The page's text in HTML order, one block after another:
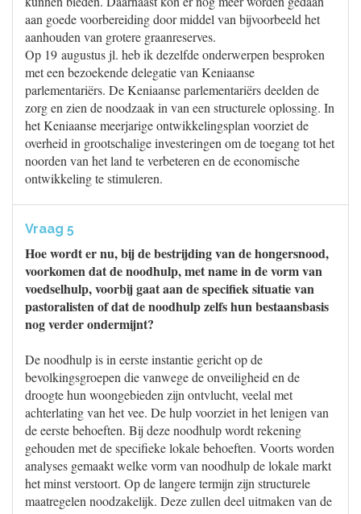
aan goede voorbereiding door middel van bijvoorbeeld het
aanhouden van grotere graanreserves.
Op 19 augustus jl. heb ik dezelfde onderwerpen besproken
met een bezoekende delegatie van Keniaanse
parlementariërs. De Keniaanse parlementariërs deelden de
zorg en zien de noodzaak in van een structurele oplossing. In
het Keniaanse meerjarige ontwikkelingsplan voorziet de
overheid in grootschalige investeringen om de toegang tot het
noorden van het land te verbeteren en de economische
ontwikkeling te stimuleren.
Vraag 5
Hoe wordt er nu, bij de bestrijding van de hongersnood,
voorkomen dat de noodhulp, met name in de vorm van
voedselhulp, voorbij gaat aan de specifiek situatie van
pastoralisten of dat de noodhulp zelfs hun bestaansbasis
nog verder ondermijnt?
De noodhulp is in eerste instantie gericht op de
bevolkingsgroepen die vanwege de onveiligheid en de
droogte hun woongebieden zijn ontvlucht, veelal met
achterlating van het vee. De hulp voorziet in het lenigen van
de eerste behoeften. Bij deze noodhulp wordt rekening
gehouden met de specifieke lokale behoeften. Voorts worden
analyses gemaakt welke vorm van noodhulp de lokale markt
het minst verstoort. Op de langere termijn zijn structurele
maatregelen noodzakelijk. Deze zullen deel uitmaken van de